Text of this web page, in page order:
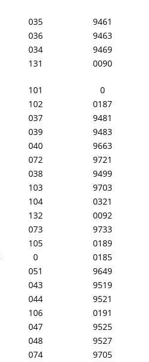
035
9461
036
9463
034
9469
131 0090
101
0
102
0187
037
9481
039
9483
040
9663
072
9721
038
9499
103
9703
104
0321
132
0092
073
9733
105
0189
0
0185
051
9649
043
9519
044
9521
106
0191
047
9525
048
9527
074
9705